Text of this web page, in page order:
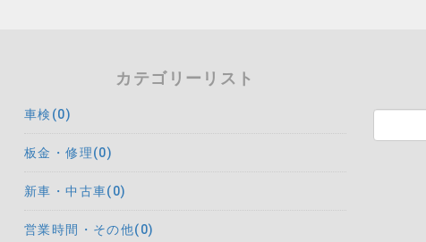
カテゴリーリスト
車検(0)
板金・修理(0)
新車・中古車(0)
営業時間・その他(0)